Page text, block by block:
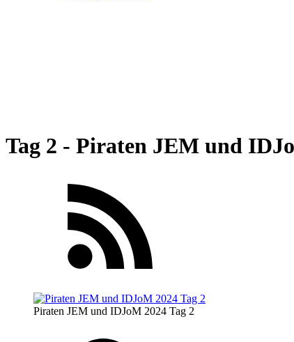
Tag 2 - Piraten JEM und
Piraten JEM und IDJoM 2024 Tag 2